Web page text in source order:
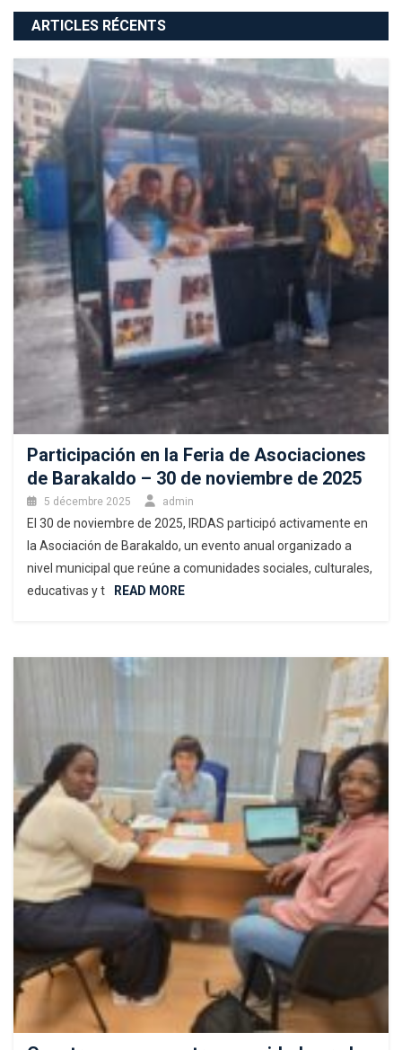
ARTICLES RÉCENTS
Participación en la Feria de Asociaciones
de Barakaldo – 30 de noviembre de 2025
5 décembre 2025 admin
El 30 de noviembre de 2025, IRDAS participó activamente en
la Asociación de Barakaldo, un evento anual organizado a
nivel municipal que reúne a comunidades sociales, culturales,
educativas y t
READ MORE